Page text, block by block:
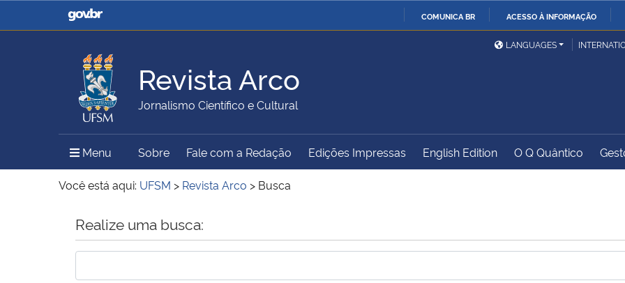
COMUNICA BR ACESSO À INFORMAÇÃO
Casa Civil
Ministério da Justiça e
Ministério da Defesa
Ministério das Relações
Exteriores
Ministério da Agricultura,
Pecuária e Abastecimento
Ministério da Educação
Ministério do Meio Ambiente Ministério do Turismo
Ministério do
Controladoria-Geral da
LANGUAGES
Revista Arco
Jornalismo Científico e Cultural
Menu Menu Principal do Sítio
Sobre Fale com a Redação Edições Impressas English Edition O Q Quântico
Você está aqui: UFSM > Revista Arco > Busca
Início do conteúdo
Realize uma busca: